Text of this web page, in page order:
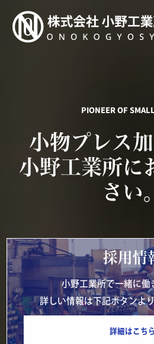
PIONEER OF
小物プレス加
小野工業所に
さい。
採用情
小野工業所で一緒に働
詳しい情報は下記ボタンよ
詳細はこちら